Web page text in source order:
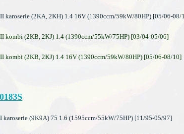
karoserie (2KA, 2KH) 1.4 16V (1390ccm/59kW/80HP) [05/06-08/
kombi (2KB, 2KJ) 1.4 (1390ccm/55kW/75HP) [03/04-05/06]
kombi (2KB, 2KJ) 1.4 16V (1390ccm/59kW/80HP) [05/06-08/10]
karoserie (9K9A) 75 1.6 (1595ccm/55kW/75HP) [11/95-05/97]